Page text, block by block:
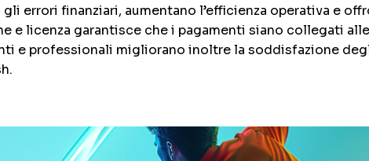
errori finanziari, aumentano l’efficienza operativa e
e licenza garantisce che i pagamenti siano collegati
e professionali migliorano inoltre la soddisfazione